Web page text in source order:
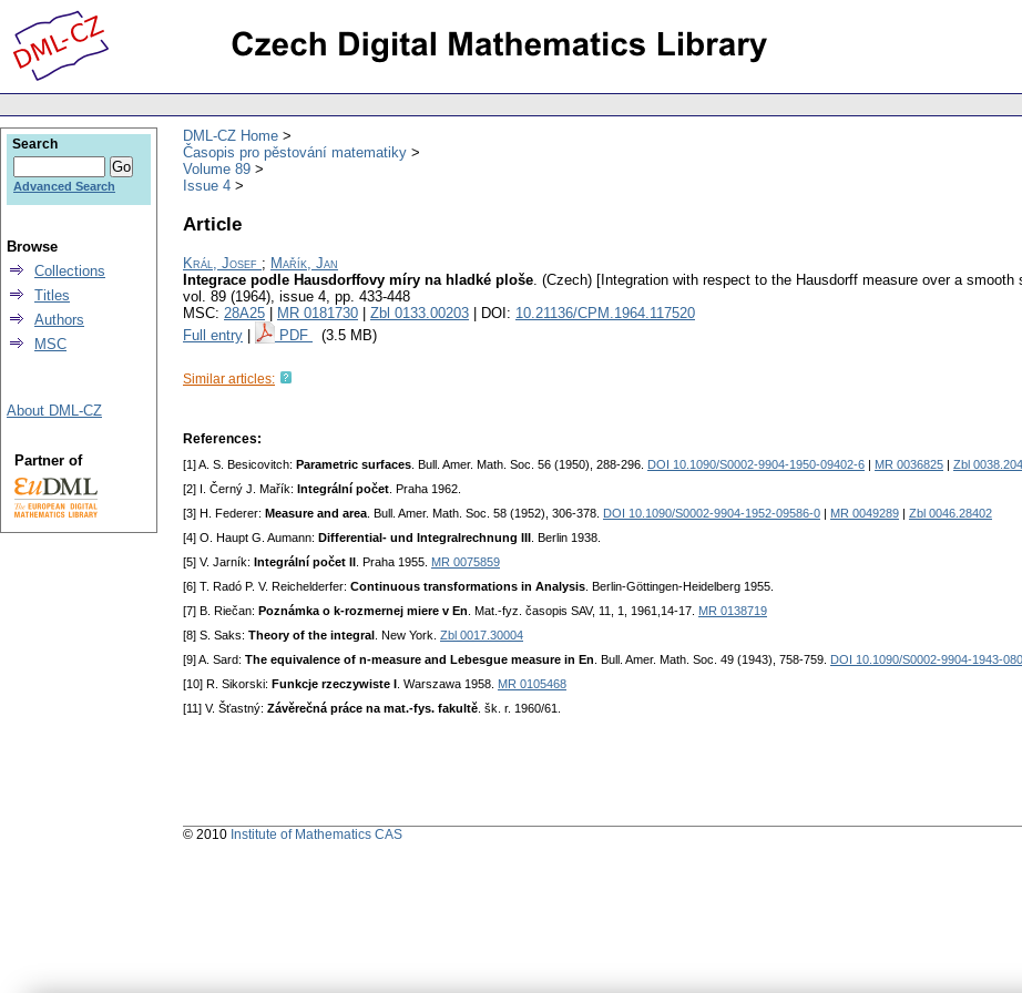
DML-CZ Home
Časopis pro pěstování matematiky
Volume 89
Issue 4
Article
Král, Josef ; Mařík, Jan
Integrace podle Hausdorffovy míry na hladké ploše. (Czech) [Integration with respect to the Hausdorff measure over a smooth
vol. 89 (1964), issue 4, pp. 433-448
MSC: 28A25 MR 0181730 Zbl 0133.00203 | DOI: 10.21136/CPM.1964.117520
Full entry
PDF (3.5 MB)
Similar articles:
References:
[1] A. S. Besicovitch: Parametric surfaces . Bull. Amer. Math. Soc. 56 (1950), 288-296. DOI 10.1090/S0002-9904-1950-09402-6 MR 0036825
Zbl
[2] I. Černý J. Mařík: Integrální počet . Praha 1962.
[3] H. Federer: Measure and area . Bull. Amer. Math. Soc. 58 (1952), 306-378. DOI 10.1090/S0002-9904-1952-09586-0 MR 0049289
Zbl 0046.28402
[4] O. Haupt G. Aumann: Differential- und Integralrechnung III
. Berlin 1938.
[5] V. Jarník: Integrální počet II . Praha 1955. MR 0075859
[6] T. Radó P. V. Reichelderfer: Continuous transformations in Analysis . Berlin-Göttingen-Heidelberg 1955.
[7] B. Riečan: Poznámka o k-rozmernej miere v En . Mat.-fyz. časopis SAV, 11, 1, 1961,14-17. MR 0138719
[8] S. Saks: Theory of the integral . New York. Zbl 0017.30004
[9] A. Sard: The equivalence of n-measure and Lebesgue measure in En . Bull. Amer. Math. Soc. 49 (1943), 758-759. DOI 10.1090/S0002-9904-1943-
[10] R. Sikorski: Funkcje rzeczywiste I . Warszawa 1958. MR 0105468
[11] V. Šťastný: Závěrečná práce na mat.-fys. fakultě . šk. r. 1960/61.
Search
Advanced Search
Browse
Collections
Titles
Authors
MSC
About DML-CZ
Partner of
© 2010 Institute of Mathematics CAS